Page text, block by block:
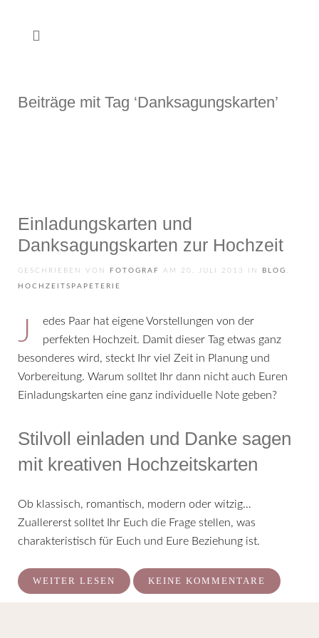
Beiträge mit Tag ‘Danksagungskarten’
Einladungs­karten und
Danksagungs­karten zur Hochzeit
GESCHRIEBEN VON FOTOGRAF AM 20. JULI 2013 IN BLOG ,
HOCHZEITSPAPETERIE
Jedes Paar hat eigene Vorstellungen von der
perfekten Hochzeit. Damit dieser Tag etwas ganz
besonderes wird, steckt Ihr viel Zeit in Planung und
Vorbereitung. Warum solltet Ihr dann nicht auch Euren
Einladungskarten eine ganz individuelle Note geben?
Stilvoll einladen und Danke sagen
mit kreativen Hochzeitskarten
Ob klassisch, romantisch, modern oder witzig…
Zuallererst solltet Ihr Euch die Frage stellen, was
charakteristisch für Euch und Eure Beziehung ist.
WEITER LESEN KEINE KOMMENTARE